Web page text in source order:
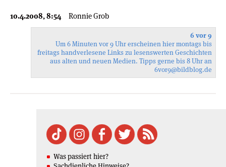
10.4.2008, 8:54 Ronnie Grob
6 vor 9
Um 6 Minuten vor 9 Uhr erscheinen hier montags bis
freitags handverlesene Links zu lesenswerten Geschichten
aus alten und neuen Medien. Tipps gerne bis 8 Uhr an
6vor9@bildblog.de
Was passiert hier?